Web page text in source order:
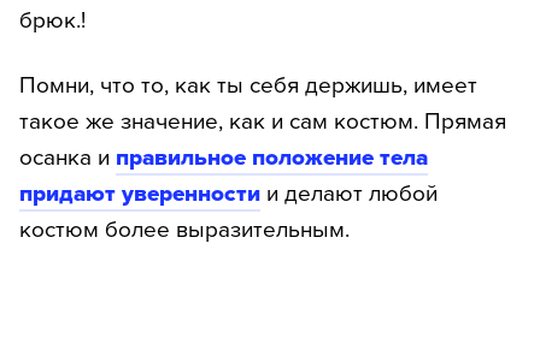
брюк.!
Помни, что то, как ты себя держишь, имеет
такое же значение, как и сам костюм. Прямая
осанка и правильное положение тела
придают уверенности и делают любой
костюм более выразительным.